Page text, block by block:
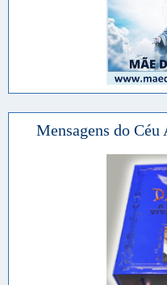
Mensagens do Céu